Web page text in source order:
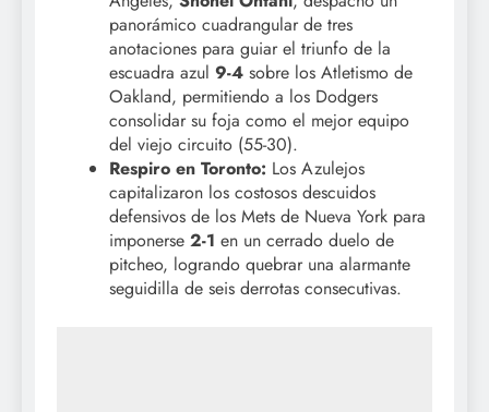
panorámico cuadrangular de tres
anotaciones para guiar el triunfo de la
escuadra azul 9-4 sobre los Atletismo de
Oakland, permitiendo a los Dodgers
consolidar su foja como el mejor equipo
del viejo circuito (55-30).
Respiro en Toronto: Los Azulejos
capitalizaron los costosos descuidos
defensivos de los Mets de Nueva York para
imponerse 2-1 en un cerrado duelo de
pitcheo, logrando quebrar una alarmante
seguidilla de seis derrotas consecutivas.